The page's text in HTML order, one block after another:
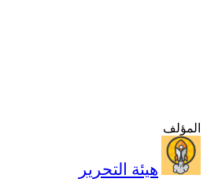
المؤلف
هيئة التحرير